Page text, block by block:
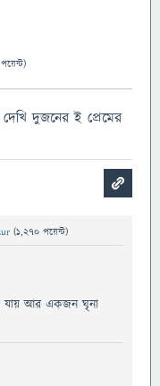
পয়েন্ট)
দুজনের ই প্রেমের
(1,270 পয়েন্ট)
যায় আর একজন ঘৃনা